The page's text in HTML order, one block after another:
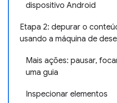
dispositivo Android
Etapa 2: depurar o
usando a máquina de
Mais ações: pausar,
uma guia
Inspecionar elementos